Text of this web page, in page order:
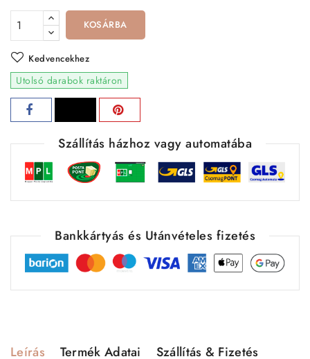
KOSÁRBA
Kedvencekhez
Utolsó darabok raktáron
Szállítás házhoz vagy automatába
Bankkártyás és Utánvételes fizetés
Leírás Termék Adatai Szállítás & Fizetés